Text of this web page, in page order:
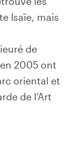
Isaïe, mais
de
2005 ont
oriental et
de l’Art